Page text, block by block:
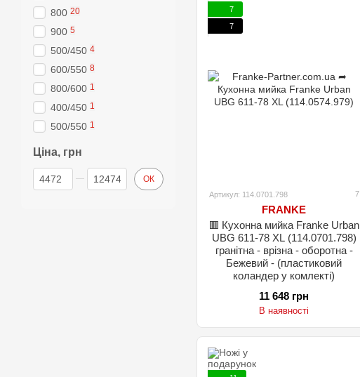
7
7
Артикул: 114.0701.798 7
FRANKE
🟥 Кухонна мийка Franke Urban
UBG 611-78 XL (114.0701.798)
гранітна - врізна - оборотна -
Бежевий - (пластиковий
коландер у комлекті)
11 648 грн
В наявності
800 20
900 5
500/450 4
600/550 8
800/600 1
400/450 1
500/550 1
Ціна, грн
Від Ціна, грн
До Ціна, грн ОК